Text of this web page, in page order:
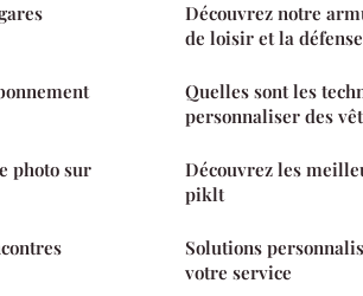
photo sur
Découvrez notre
de loisir et la défense
Quelles sont les
personnaliser des
Découvrez les
piklt
Solutions
votre service